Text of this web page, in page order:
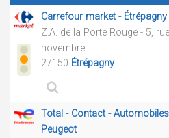
Carrefour market - Étrépagny
Z.A. de la Porte Rouge - 5,
novembre
27150 Étrépagny
Total - Contact -
Peugeot